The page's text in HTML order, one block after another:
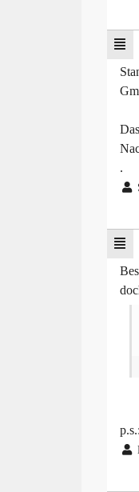
.
p.s.: